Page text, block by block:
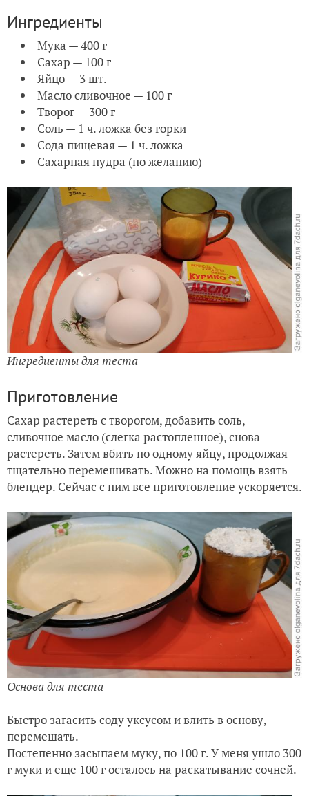
Ингредиенты
Мука — 400 г
Сахар — 100 г
Яйцо — 3 шт.
Масло сливочное — 100 г
Творог — 300 г
Соль — 1 ч. ложка без горки
Сода пищевая — 1 ч. ложка
Сахарная пудра (по желанию)
Ингредиенты для теста
Приготовление
Сахар растереть с творогом, добавить соль,
сливочное масло (слегка растопленное), снова
растереть. Затем вбить по одному яйцу, продолжая
тщательно перемешивать. Можно на помощь взять
блендер. Сейчас с ним все приготовление ускоряется.
Основа для теста
Быстро загасить соду уксусом и влить в основу,
перемешать.
Постепенно засыпаем муку, по 100 г. У меня ушло 300
г муки и еще 100 г осталось на раскатывание сочней.